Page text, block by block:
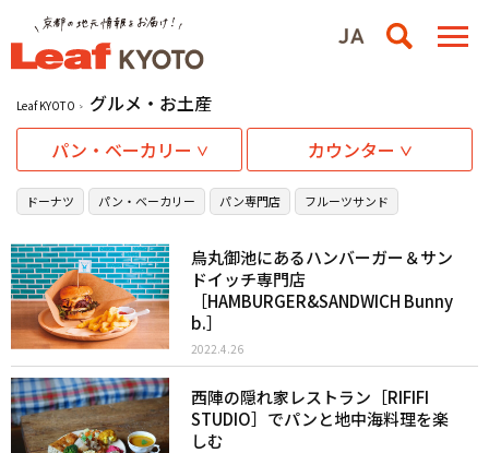
Leaf KYOTO
グルメ・お土産
パン・ベーカリー
カウンター
ドーナツ パン・ベーカリー パン専門店 フルーツサンド
烏丸御池にあるハンバーガー＆サン
ドイッチ専門店
［HAMBURGER&SANDWICH Bunny
b.］
2022.4.26
西陣の隠れ家レストラン［RIFIFI
STUDIO］でパンと地中海料理を楽
しむ